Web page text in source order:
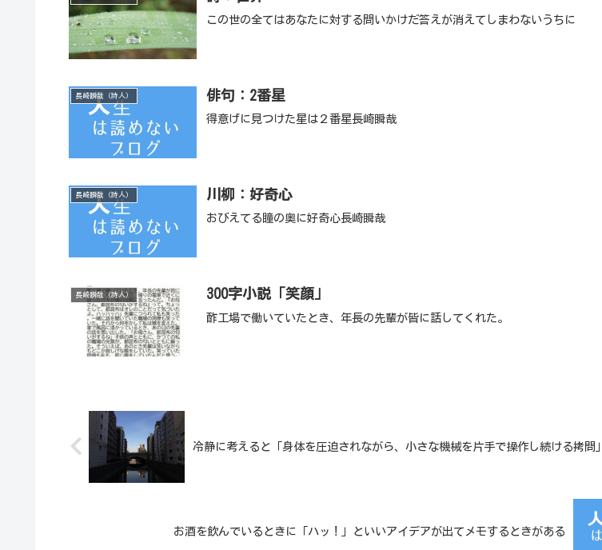
この世の全てはあなたに対する問いかけだ答えが消えてしまわないうちに
長崎瞬哉（詩人） 俳句：2番星
得意げに見つけた星は２番星長崎瞬哉
長崎瞬哉（詩人） 川柳：好奇心
おびえてる瞳の奥に好奇心長崎瞬哉
長崎瞬哉（詩人） 300字小説「笑顔」
酢工場で働いていたとき、年長の先輩が皆に話してくれた。
冷静に考えると「身体を圧迫されながら、小さな機械を片手で操作し続ける拷問」
お酒を飲んでいるときに「ハッ！」といいアイデアが出てメモするときがある